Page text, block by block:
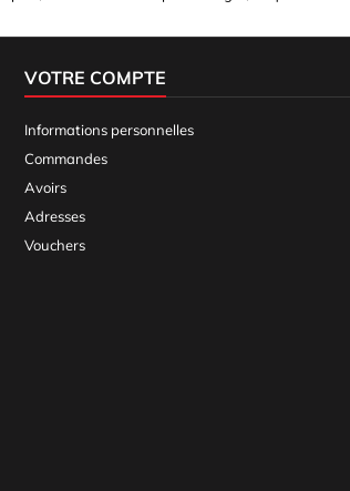
VOTRE COMPTE
Informations personnelles
Commandes
Avoirs
Adresses
Vouchers